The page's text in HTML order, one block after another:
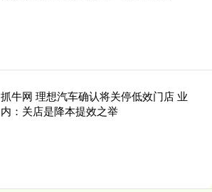
抓牛网 理想汽车确认将关停低效门店 业
内：关店是降本提效之举